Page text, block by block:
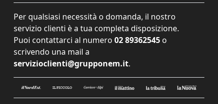
Per qualsiasi necessità o domanda, il nostro
servizio clienti è a tua completa disposizione.
Puoi contattarci al numero 02 89362545 o
scrivendo una mail a
servizioclienti@grupponem.it.